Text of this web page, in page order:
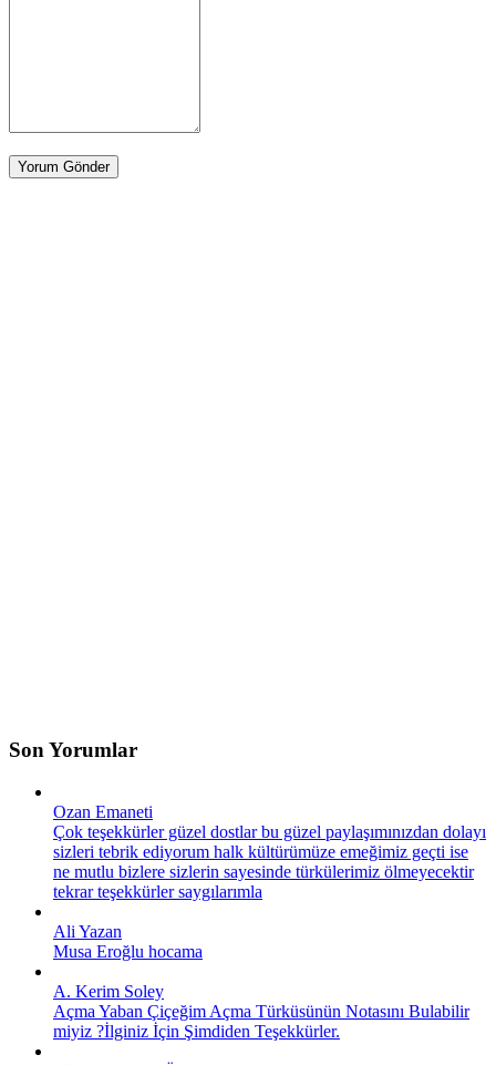
Son Yorumlar
Ozan Emaneti
Çok teşekkürler güzel dostlar bu güzel paylaşımınızdan dolayı
sizleri tebrik ediyorum halk kültürümüze emeğimiz geçti ise
ne mutlu bizlere sizlerin sayesinde türkülerimiz ölmeyecektir
tekrar teşekkürler saygılarımla
Ali Yazan
Musa Eroğlu hocama
A. Kerim Soley
Açma Yaban Çiçeğim Açma Türküsünün Notasını Bulabilir
miyiz ?İlginiz İçin Şimdiden Teşekkürler.